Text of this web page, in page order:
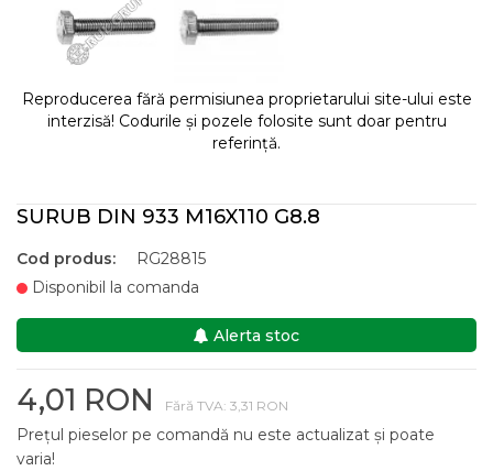
Reproducerea fără permisiunea proprietarului site-ului este
interzisă! Codurile și pozele folosite sunt doar pentru
referință.
SURUB DIN 933 M16X110 G8.8
Cod produs:
RG28815
Disponibil la comanda
Alerta stoc
4,01 RON Fără TVA: 3,31 RON
Prețul pieselor pe comandă nu este actualizat și poate
varia!